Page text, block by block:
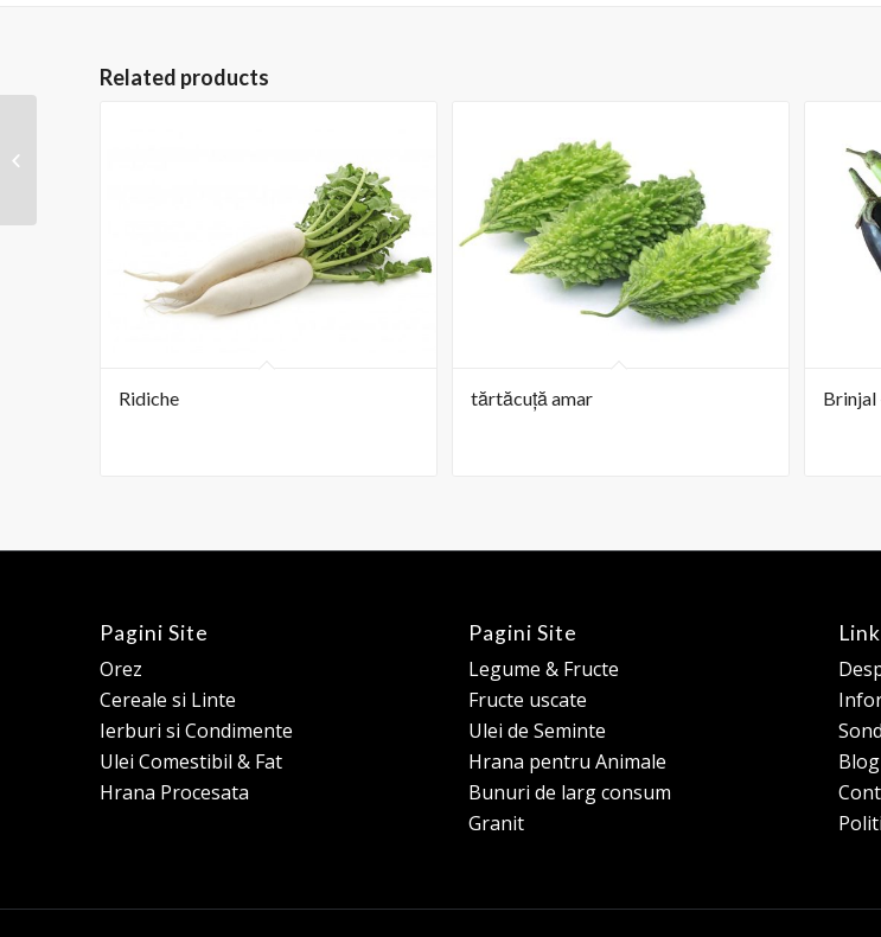
Related products
Ridiche tărtăcuță amar Brinjal
Pagini Site
Orez
Cereale si Linte
Ierburi si Condimente
Ulei Comestibil & Fat
Hrana Procesata
Pagini Site
Legume & Fructe
Fructe uscate
Ulei de Seminte
Hrana pentru Animale
Bunuri de larg consum
Granit
Blog